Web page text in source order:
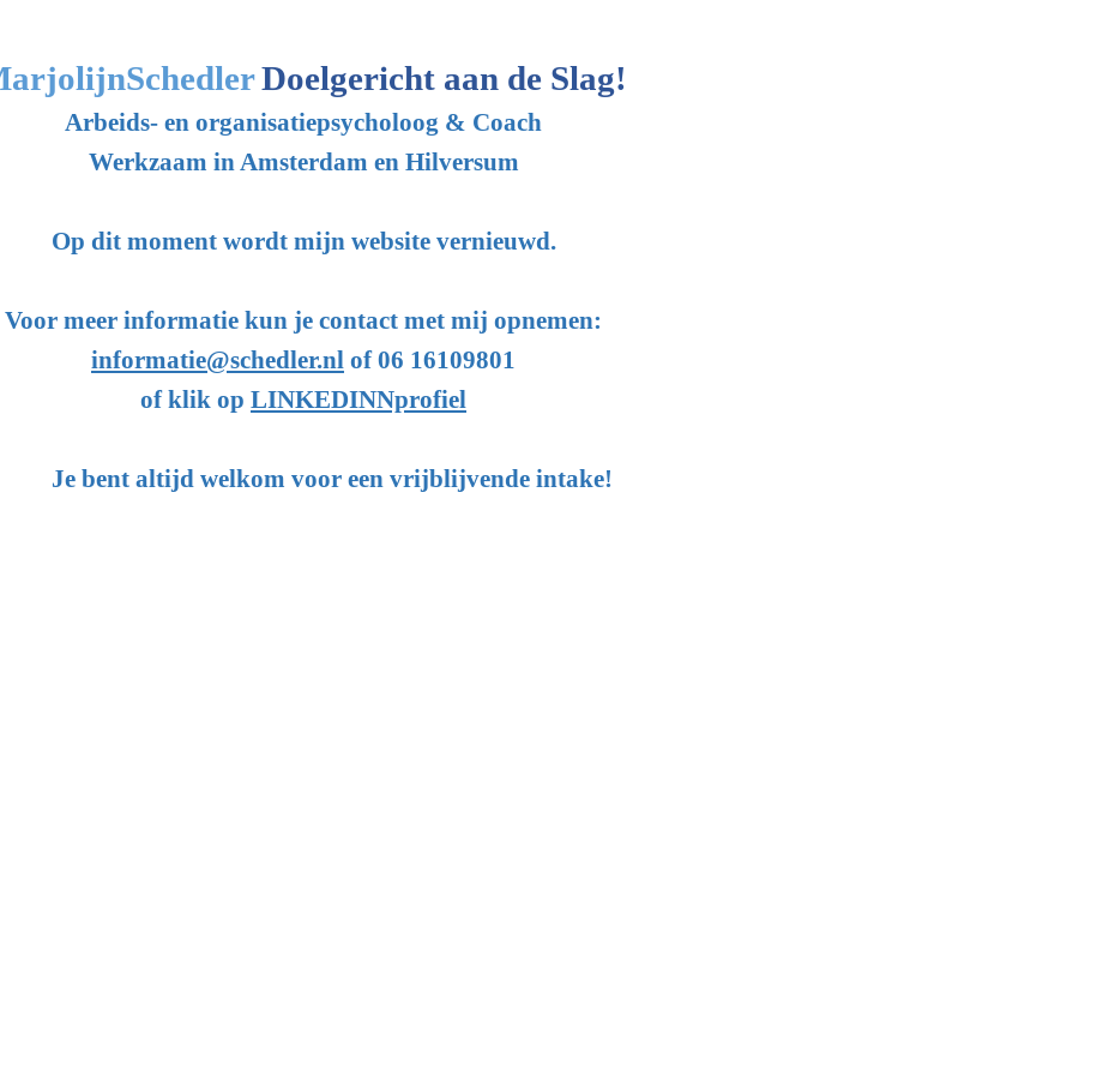
Doelgericht aan de Slag!
Arbeids- en organisatiepsycholoog & Coach
Werkzaam in Amsterdam en Hilversum
Op dit moment wordt mijn website vernieuwd.
Voor meer informatie kun je contact met mij opnemen:
informatie@schedler.nl of 06 16109801
of klik op LINKEDINNprofiel
Je bent altijd welkom voor een vrijblijvende intake!